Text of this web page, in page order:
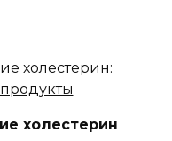
холестерин